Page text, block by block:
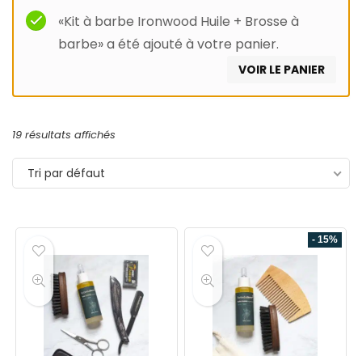
«Kit à barbe Ironwood Huile + Brosse à
barbe» a été ajouté à votre panier.
VOIR LE PANIER
19 résultats affichés
Tri par défaut
- 15%